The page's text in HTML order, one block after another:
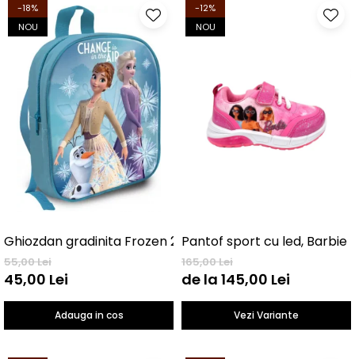
-18%
NOU
Ghiozdan gradinita Frozen 29 cm
55,00 Lei
45,00 Lei
Adauga in cos
-12%
NOU
Pantof sport cu led, Barbie
165,00 Lei
de la 145,00 Lei
Vezi Variante